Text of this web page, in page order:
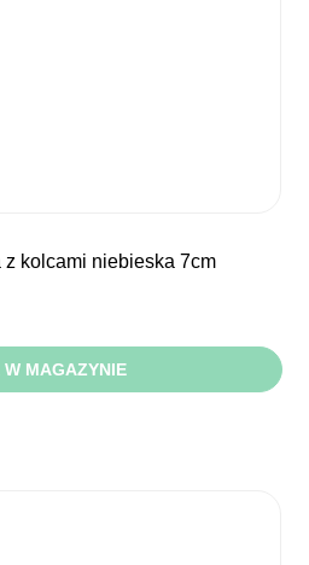
z kolcami niebieska 7cm
W MAGAZYNIE